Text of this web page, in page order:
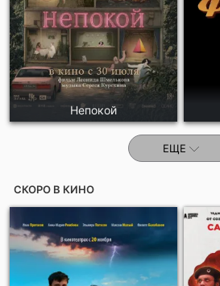
Непокой
ЕЩЕ
СКОРО В КИНО